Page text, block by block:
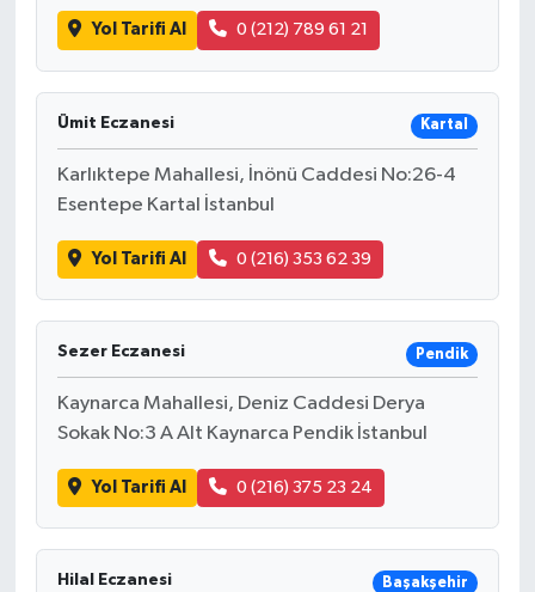
Yol Tarifi Al 0 (212) 789 61 21
Ümit Eczanesi Kartal
Karlıktepe Mahallesi, İnönü Caddesi No:26-4
Esentepe Kartal İstanbul
Yol Tarifi Al 0 (216) 353 62 39
Sezer Eczanesi Pendik
Kaynarca Mahallesi, Deniz Caddesi Derya
Sokak No:3 A Alt Kaynarca Pendik İstanbul
Yol Tarifi Al 0 (216) 375 23 24
Hilal Eczanesi Başakşehir